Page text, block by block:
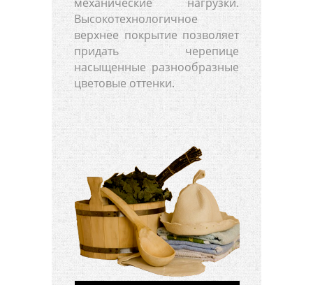
Высокотехнологичное
верхнее покрытие позволяет
придать черепице
насыщенные разнообразные
цветовые оттенки.